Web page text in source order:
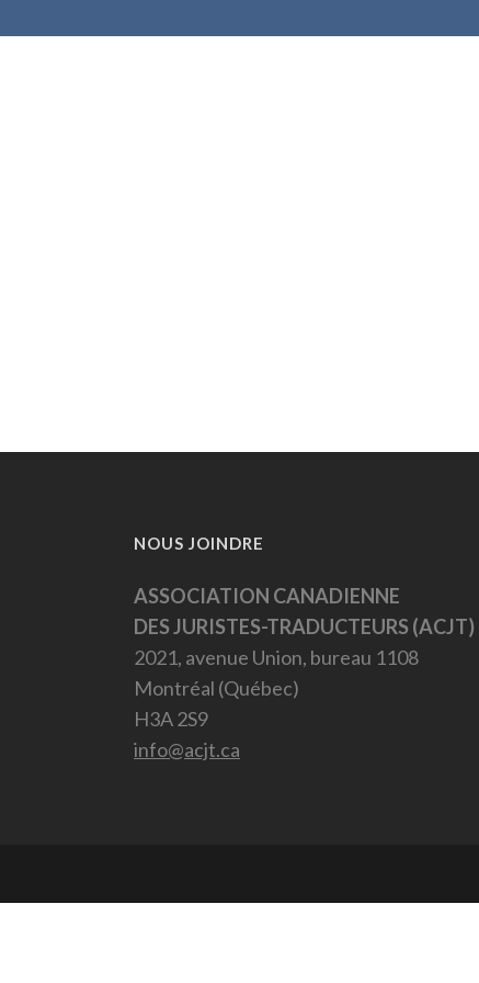
NOUS JOINDRE
ASSOCIATION CANADIENNE
DES JURISTES-TRADUCTEURS (ACJT)
2021, avenue Union, bureau 1108
Montréal (Québec)
H3A 2S9
info@acjt.ca